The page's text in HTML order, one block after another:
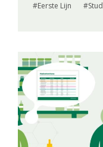
Eerste Lijn
Image